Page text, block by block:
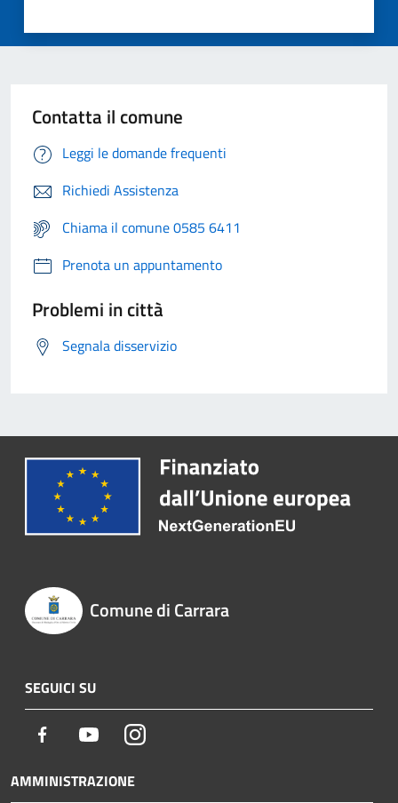
Contatta il comune
Leggi le domande frequenti
Richiedi Assistenza
Chiama il comune 0585 6411
Prenota un appuntamento
Problemi in città
Segnala disservizio
Comune di Carrara
SEGUICI SU
Facebook YoutubeInstagram
AMMINISTRAZIONE